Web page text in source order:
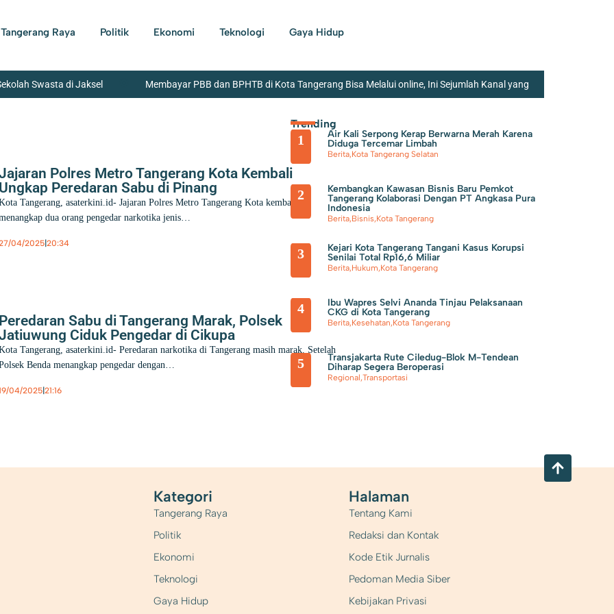
Tangerang Raya Politik Ekonomi Teknologi Gaya Hidup
Swasta di Jaksel Membayar PBB dan BPHTB di Kota Tangerang Bisa Melalui online, Ini Sejumlah Kanal yang
Kurangi Beban Sampah di TPA Jatiwaringin,
Polres Metro Tangerang Kota Kembali
Ungkap Peredaran Sabu di Pinang
Tangerang, asaterkini.id- Jajaran Polres Metro Tangerang Kota kembali
dua orang pengedar narkotika jenis…
04/2025 |20:34
Peredaran Sabu di Tangerang Marak, Polsek
Ciduk Pengedar di Cikupa
Tangerang, asaterkini.id- Peredaran narkotika di Tangerang masih marak. Setelah
Benda menangkap pengedar dengan…
04/2025 |21:16
Trending
1
Air Kali Serpong Kerap Berwarna Merah Karena
Diduga Tercemar Limbah
Berita,Kota Tangerang Selatan
2
Kembangkan Kawasan Bisnis Baru Pemkot
Tangerang Kolaborasi Dengan PT Angkasa Pura
Indonesia
Berita,Bisnis,Kota Tangerang
3
Kejari Kota Tangerang Tangani Kasus Korupsi
Senilai Total Rp16,6 Miliar
Berita,Hukum,Kota Tangerang
4
Ibu Wapres Selvi Ananda Tinjau Pelaksanaan
CKG di Kota Tangerang
Berita,Kesehatan,Kota Tangerang
5
Transjakarta Rute Ciledug-Blok M-Tendean
Diharap Segera Beroperasi
Regional,Transportasi
Kategori
Tangerang Raya
Politik
Ekonomi
Teknologi
Gaya Hidup
Halaman
Tentang Kami
Redaksi dan Kontak
Kode Etik Jurnalis
Pedoman Media Siber
Kebijakan Privasi